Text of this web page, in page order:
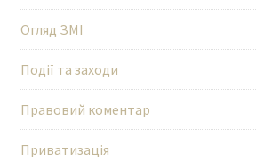
Огляд ЗМІ
Події та заходи
Правовий коментар
Приватизація